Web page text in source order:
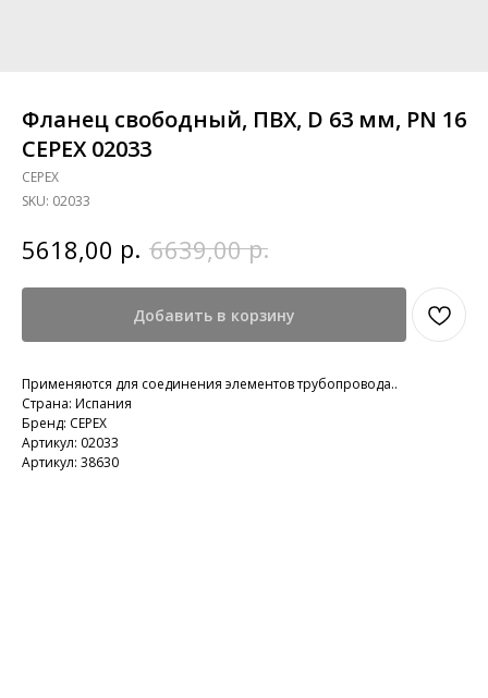
Фланец свободный, ПВХ, D 63 мм, PN 16
CEPEX 02033
CEPEX
SKU: 02033
5618,00 р. 6639,00 р.
Добавить в корзину
Применяются для соединения элементов трубопровода..
Страна: Испания
Бренд: CEPEX
Артикул: 02033
Артикул: 38630